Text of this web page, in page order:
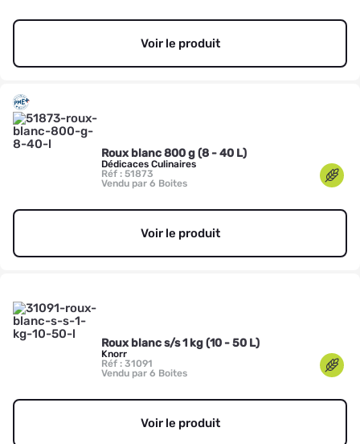
Voir le produit
Roux blanc 800 g (8 - 40 L)
Dédicaces Culinaires
Réf : 51873
Vendu par 6 Boites
Voir le produit
Roux blanc s/s 1 kg (10 - 50 L)
Knorr
Réf : 31091
Vendu par 6 Boites
Voir le produit